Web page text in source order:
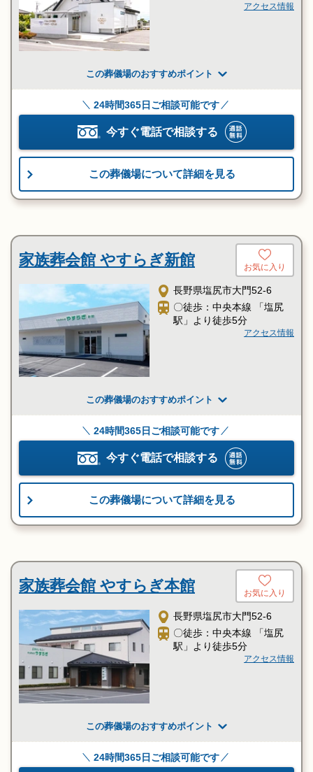
アクセス情報
この葬儀場のおすすめポイント
24時間365日ご相談可能です
今すぐ電話で相談する
この葬儀場について詳細を見る
家族葬会館 やすらぎ新館 お気に入り
長野県塩尻市大門52-6
〇徒歩：中央本線 「塩尻
駅」より徒歩5分
アクセス情報
この葬儀場のおすすめポイント
24時間365日ご相談可能です
今すぐ電話で相談する
この葬儀場について詳細を見る
家族葬会館 やすらぎ本館 お気に入り
長野県塩尻市大門52-6
〇徒歩：中央本線 「塩尻
駅」より徒歩5分
アクセス情報
この葬儀場のおすすめポイント
24時間365日ご相談可能です